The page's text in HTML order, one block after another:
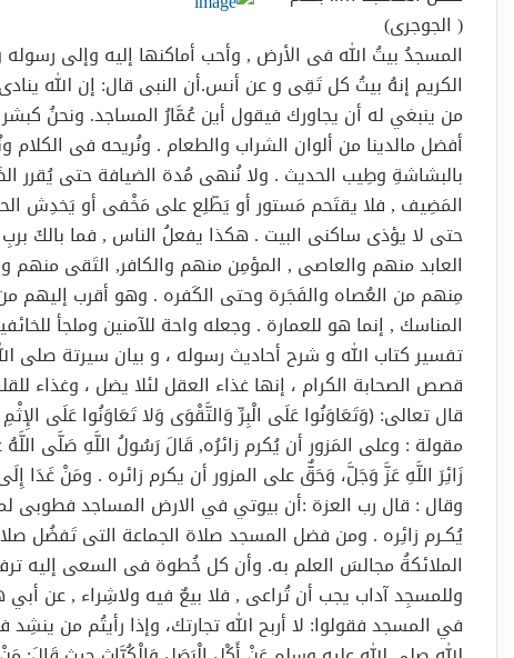
( الجوجرى)
المسجدُ بيتُ الله فى الأرض , وأحب أماكنها إليه وإلى
الكريم إنهُ بيتُ كل تَقِى و عن أنس.أن النبى قال: إن الله
من ينبغي له أن يجاورك فيقول أين عُمَّارُ المساجد. ونحنُ
أفضل مالدينا من ألوان الشراب والطعام . ونُريحه فى
بالبشاشةِ وطِيب الحديث . ولا نُنهى مُدة الضيافة حتى يُقرر
المَضِيف , فلا يقتَحم مَستور أو يَطّلِع على مَخْفى أو يَخدِش
حتى لا يؤذى ساكنى البيت . هكذا يفعلُ الناس , فما بالكَ
العابد منهم والعاصى , المؤمِن منهم والكافر, التَقى منهم
مِنهم من العُصاه والفَجَرة وحتى الكَفره . وهو أقرب إليهم
المناسك , إنما هو للعمارة . وجعله واحة للآمنين وملجأ
تفسير كتاب الله و شرح أحاديث رسوله ، و بيان سيرتة صلى
قصص الصحابة الكرام ، إنها غذاء العقل لئلا يضل ، وغذاء
قال تعالى: ﴿وَتَعَاوَنُوا عَلَى الْبِرِّ وَالتَّقْوَى وَلا تَعَاوَنُوا عَلَى
مقولة : وعلى المَزور أن يُكرم زائرُه, قَالَ رَسُولُ اللَّهِ صَلَّى
زَائِرَ اللَّهِ عَزَّ وَجَلَّ، وَحَقٌّ على المزور أن يكرم زائره . ومَنْ غَدَا
وقال : قال رب العزة :أن بيوتي في الارض المساجد فطوبى
يُكـرم زائِره . ومن فضل المسجد صلاة الجماعة التى تَفضُل
الملائكةُ مجالسَ العلم به. وأن كل خُطوة فى السعى إليه
وللمسجِد آداب يجب أن تُراعى , فلا بيعٌ فيه ولاشِراء , عن أبي
في المسجد فقولوا: لا أربح الله تجارتك، وإذا رأيتُم من